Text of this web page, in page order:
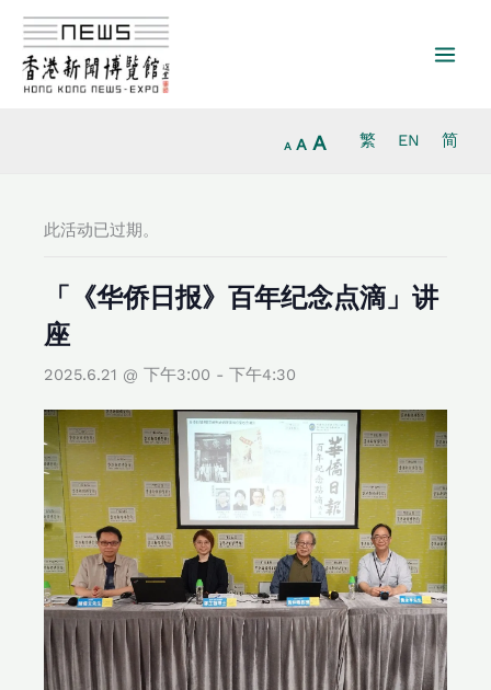
A A A 繁 EN 简
此活动已过期。
「《华侨日报》百年纪念点滴」讲
座
2025.6.21 @ 下午3:00 - 下午4:30